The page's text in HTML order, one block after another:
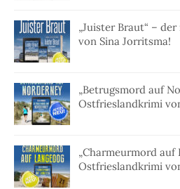
„Juister Braut“ –
von Sina Jorritsma!
„Betrugsmord auf
Ostfrieslandkrimi
„Charmeurmord auf
Ostfrieslandkrimi